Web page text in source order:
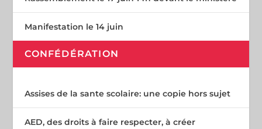
Manifestation le 14 juin
CONFÉDÉRATION
Assises de la sante scolaire: une copie hors sujet
AED, des droits à faire respecter, à créer